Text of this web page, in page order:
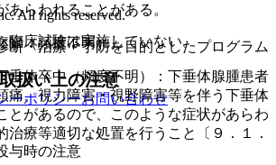
臨床試験は実施していない。
扱い上の注意
与時の注意
あらわれることがある。
（頻度不明）。
体卒中（頻度不明）：下垂体腺腫患者
痛、視力障害・視野障害等を伴う下垂体
とがあるので、このような症状があらわ
治療等適切な処置を行うこと〔９．１．
All rights reserved.
・治療・予防を目的としたプログラム
ーポリシーお問い合わせ